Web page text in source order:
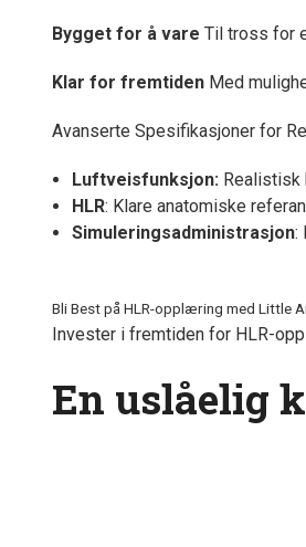
Bygget for å vare Til tross for
Klar for fremtiden Med
Avanserte Spesifikasjoner for
Luftveisfunksjon:Realistisk
HLR: Klare anatomiske
Simuleringsadministrasjon:
Bli Best på HLR-opplæring med Little
Invester i fremtiden for HLR-
En uslåelig